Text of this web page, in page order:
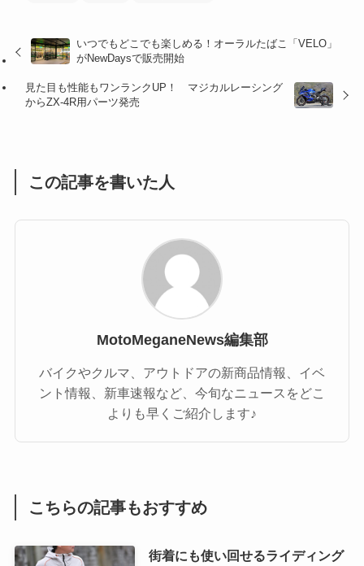
(47)
(16)
いつでもどこでも楽しめる！オーラルたばこ「VELO」
がNewDaysで販売開始
見た目も性能もワンランクUP！ マジカルレーシング
からZX-4R用パーツ発売
この記事を書いた人
MotoMeganeNews編集部
バイクやクルマ、アウトドアの新商品情報、イベ
ント情報、新車速報など、今旬なニュースをどこ
よりも早くご紹介します♪
こちらの記事もおすすめ
街着にも使い回せるライディング